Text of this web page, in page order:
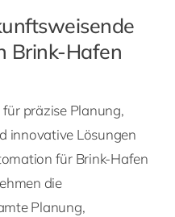
Brink-Hafen
präzise Planung,
innovative Lösungen
für Brink-Hafen
die
Planung,